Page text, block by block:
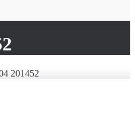
201452